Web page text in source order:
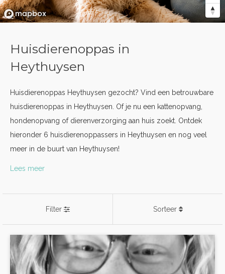
Huisdierenoppas in
Heythuysen
Huisdierenoppas Heythuysen gezocht? Vind een betrouwbare
huisdierenoppas in Heythuysen. Of je nu een kattenopvang,
hondenopvang of dierenverzorging aan huis zoekt. Ontdek
hieronder 6 huisdierenoppassers in Heythuysen en nog veel
meer in de buurt van Heythuysen!
Lees meer
Filter Sorteer